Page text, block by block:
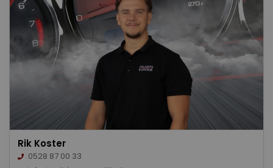
Rik Koster
0528 87 00 33